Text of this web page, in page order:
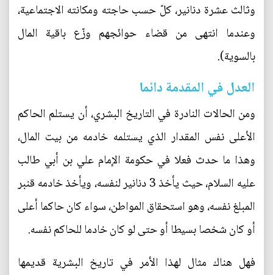
وثالث عشرة دنانير، كلّ حسب حاجته ومكانته الاجتماعية،
وعندما انتهى من قضاء حوائجهم وزّع باقية المال
بالسوية).
العدل في المقدمة دائما
ومن الحالات النادرة في التاريخ البشري، أن يستلم الحاكم
الأعلى نفس المقدار الذي يستلمه خادمه من بيت المال،
وهذا ما حدث فعلا في حكومة الإمام علي بن أبي طالب
عليه السلام، حيث يأخذ 3 دنانير لنفسه، ويأخذ خادمه قنبر
المبلغ نفسه، وهو استحقاق المواطن، سواء كان حاكما أعلى
أو كان شخصا بسيطا أو حتى لو كان خادما للحاكم نفسه.
فهل هناك مثال لهذا الأمر في تاريخ البشرية قديمها